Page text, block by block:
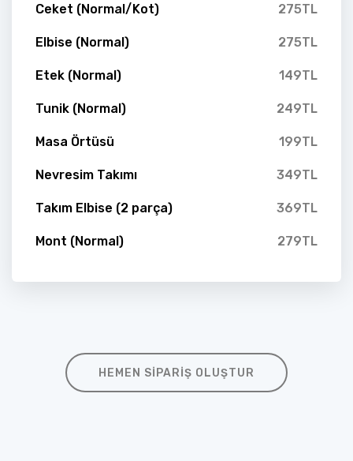
Ceket (Normal/Kot) 275TL
Elbise (Normal) 275TL
Etek (Normal) 149TL
Tunik (Normal) 249TL
Masa Örtüsü 199TL
Nevresim Takımı 349TL
Takım Elbise (2 parça) 369TL
Mont (Normal) 279TL
HEMEN SIPARIŞ OLUŞTUR